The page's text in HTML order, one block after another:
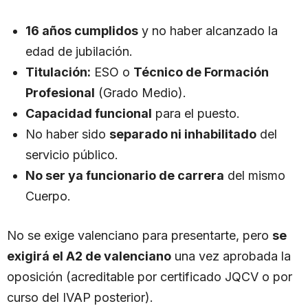
16 años cumplidos y no haber alcanzado la
edad de jubilación.
Titulación: ESO o Técnico de Formación
Profesional (Grado Medio).
Capacidad funcional para el puesto.
No haber sido separado ni inhabilitado del
servicio público.
No ser ya funcionario de carrera del mismo
Cuerpo.
No se exige valenciano para presentarte, pero se
exigirá el A2 de valenciano una vez aprobada la
oposición (acreditable por certificado JQCV o por
curso del IVAP posterior).